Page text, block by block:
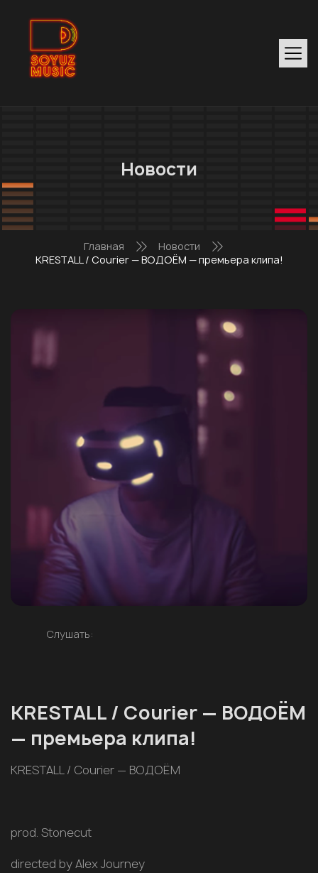
Новости
Главная
Новости
KRESTALL / Courier — ВОДОЁМ — премьера клипа!
Слушать:
KRESTALL / Courier — ВОДОЁМ
— премьера клипа!
KRESTALL / Courier — ВОДОЁМ
prod. Stonecut
directed by Alex Journey